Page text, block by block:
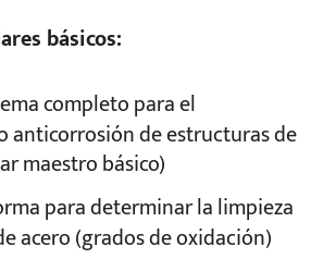
básicos:
completo para el
anticorrosión de estructuras de
maestro básico)
para determinar la limpieza
acero (grados de oxidación)